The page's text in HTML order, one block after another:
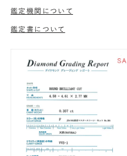
鑑定機関について
鑑定書について